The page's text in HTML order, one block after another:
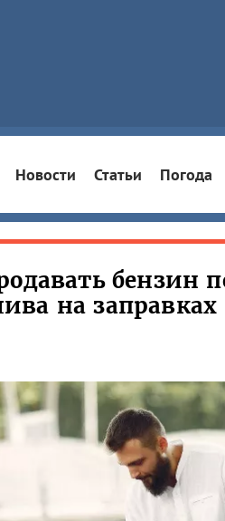
Новости Статьи Погода
бензин
на заправках